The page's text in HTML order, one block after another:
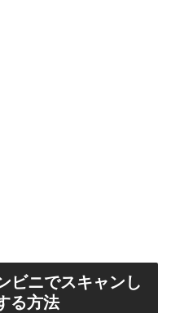
ビニでスキャンし
る方法